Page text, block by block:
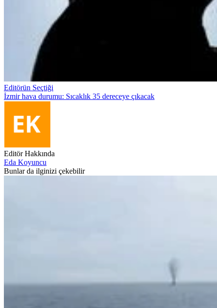
Editörün Seçtiği
İzmir hava durumu: Sıcaklık 35 dereceye çıkacak
Editör Hakkında
Eda Koyuncu
Bunlar da ilginizi çekebilir